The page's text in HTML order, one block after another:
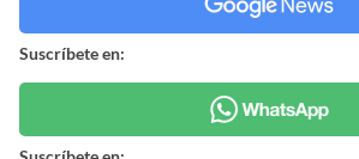
Suscríbete en: